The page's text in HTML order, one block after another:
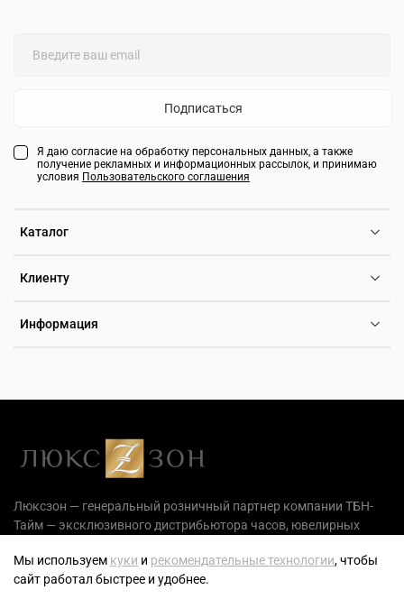
Каталог
Клиенту
Информация
Подписаться
Я даю согласие на обработку персональных данных, а также
получение рекламных и информационных рассылок, и принимаю
условия Пользовательского соглашения
Люксзон — генеральный розничный партнер компании ТБН-
Тайм — эксклюзивного дистрибьютора часов, ювелирных
Мы используем куки и рекомендательные технологии, чтобы
сайт работал быстрее и удобнее.